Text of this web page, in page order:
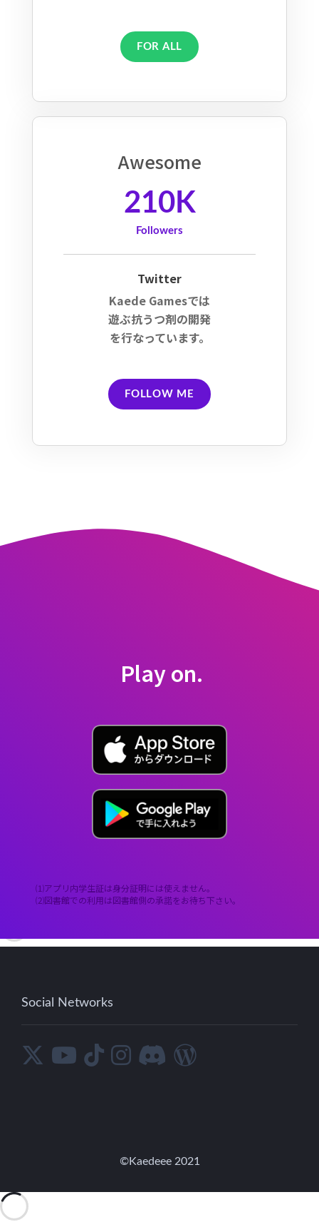
FOR ALL
Awesome
210K
Followers
Twitter
Kaede Gamesでは
遊ぶ抗うつ剤の開発
を行なっています。
FOLLOW ME
Play on.
⑴アプリ内学生証は身分証明には使えません。
⑵図書館での利用は図書館側の承諾をお待ち下さい。
Social Networks
©︎Kaedeee 2021